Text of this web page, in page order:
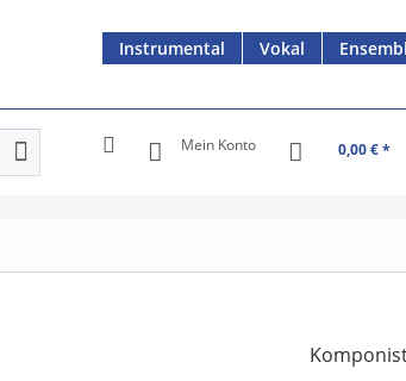
Instrumental Vokal
Mein Konto 0,00 € *